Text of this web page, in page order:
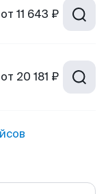
от 11 643 ₽
от 20 181 ₽